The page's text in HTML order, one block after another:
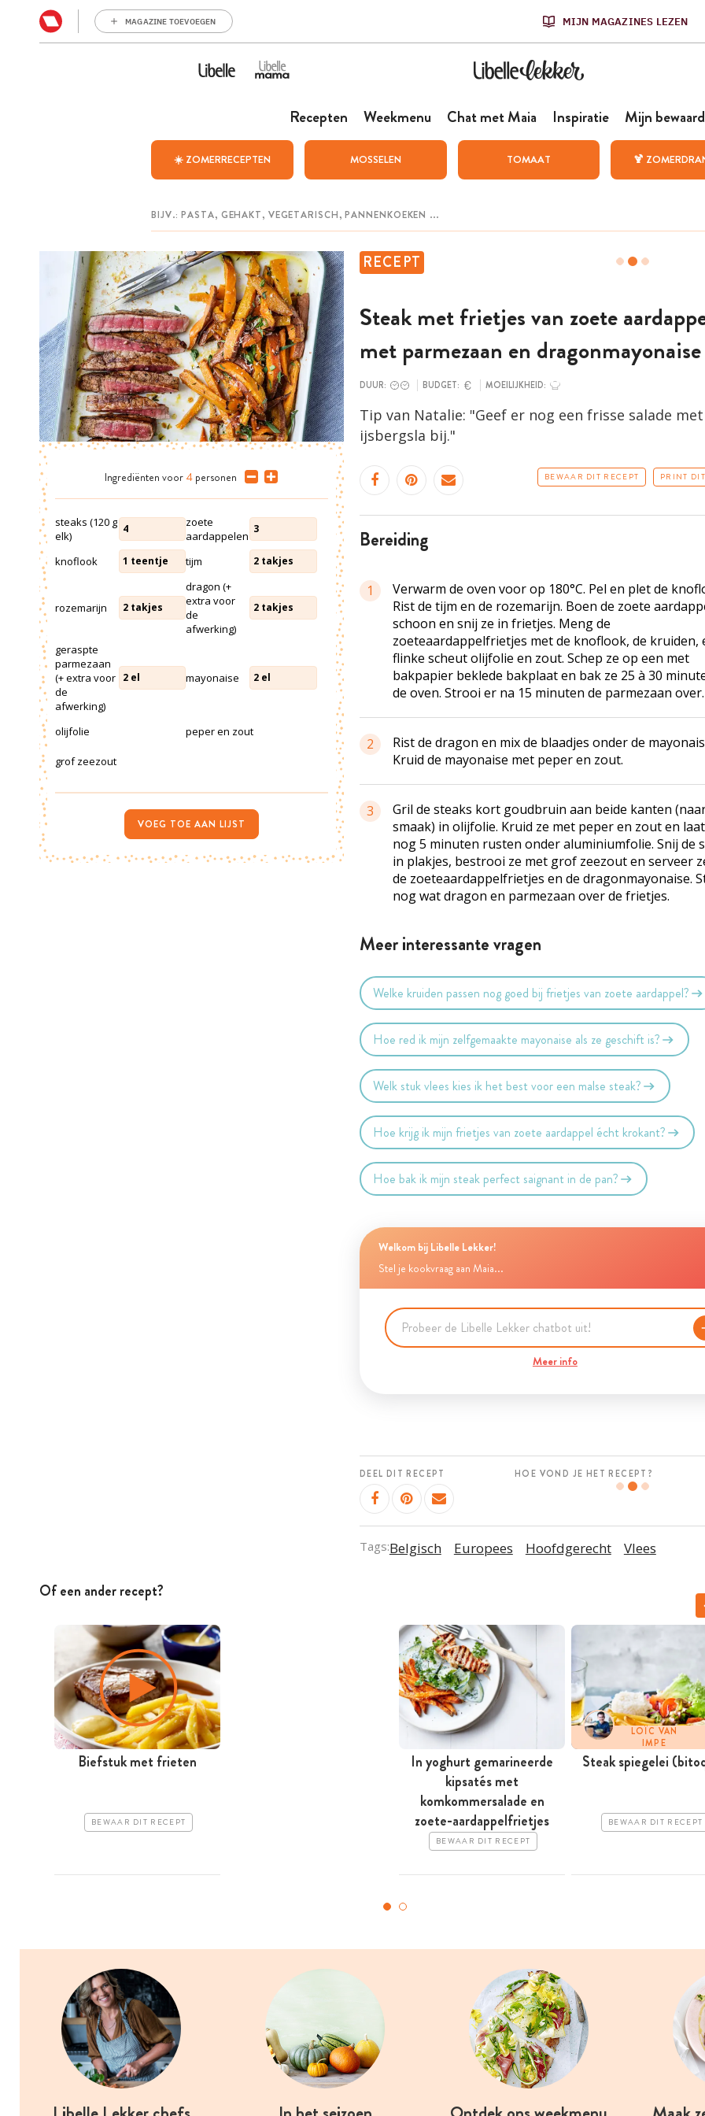
MAGAZINE TOEVOEGEN MIJN MAGAZINES LEZEN
Recepten Weekmenu Chat met Maia Inspiratie Mijn
☀️ ZOMERRECEPTEN MOSSELEN TOMAAT 🍹
RECEPT
Steak met frietjes van zoete
met parmezaan en dragonmayonaise
DUUR: BUDGET: MOEILIJKHEID:
Tip van Natalie: "Geef er nog een frisse salade met
ijsbergsla bij."
BEWAAR DIT RECEPT PRINT
bereiding
1
Verwarm de oven voor op 180°C. Pel en plet de
Rist de tijm en de rozemarijn. Boen de zoete
schoon en snij ze in frietjes. Meng de
zoeteaardappelfrietjes met de knoflook, de kruiden,
flinke scheut olijfolie en zout. Schep ze op een met
bakpapier beklede bakplaat en bak ze 25 à 30
de oven. Strooi er na 15 minuten de parmezaan over.
2
Rist de dragon en mix de blaadjes onder de
Kruid de mayonaise met peper en zout.
3
Gril de steaks kort goudbruin aan beide kanten
smaak) in olijfolie. Kruid ze met peper en zout en
nog 5 minuten rusten onder aluminiumfolie. Snij de
in plakjes, bestrooi ze met grof zeezout en serveer
de zoeteaardappelfrietjes en de dragonmayonaise.
nog wat dragon en parmezaan over de frietjes.
Meer interessante vragen
Welke kruiden passen nog goed bij frietjes van zoete aardappel?
Hoe red ik mijn zelfgemaakte mayonaise als ze geschift is?
Welk stuk vlees kies ik het best voor een malse steak?
Hoe krijg ik mijn frietjes van zoete aardappel écht krokant?
Hoe bak ik mijn steak perfect saignant in de pan?
Welkom bij Libelle Lekker!
Stel je kookvraag aan Maia...
Meer info
DEEL DIT RECEPT HOE VOND JE HET RECEPT?
Tags:Belgisch Europees Hoofdgerecht Vlees
Ingrediënten voor 4 personen
steaks (120 g
elk)
4
zoete
aardappelen 3
knoflook 1 teentje tijm 2 takjes
rozemarijn 2 takjes
dragon (+
extra voor
de
afwerking)
2 takjes
geraspte
parmezaan
(+ extra voor
de
afwerking)
2 el mayonaise 2 el
olijfolie peper en zout
grof zeezout
VOEG TOE AAN LIJST
Of een ander recept?
Biefstuk met frieten
BEWAAR DIT RECEPT
In yoghurt gemarineerde
kipsatés met
komkommersalade en
zoete-aardappelfrietjes
BEWAAR DIT RECEPT
LOÏC VAN
IMPE
Steak spiegelei
BEWAAR DIT RECEPT